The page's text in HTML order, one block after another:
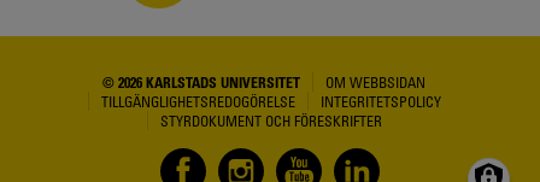
© 2026 KARLSTADS UNIVERSITET
OM WEBBSIDAN
TILLGÄNGLIGHETSREDOGÖRELSE
INTEGRITETSPOLICY
STYRDOKUMENT OCH FÖRESKRIFTER